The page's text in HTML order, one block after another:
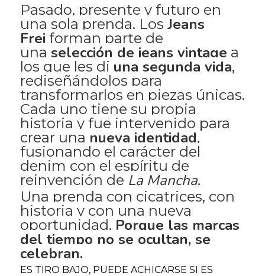
Pasado, presente y futuro en
una sola prenda. Los Jeans
Frei forman parte de
una selección de jeans vintage a
los que les di una segunda vida,
rediseñándolos para
transformarlos en piezas únicas.
Cada uno tiene su propia
historia y fue intervenido para
crear una nueva identidad,
fusionando el carácter del
denim con el espíritu de
reinvención de La Mancha.
Una prenda con cicatrices, con
historia y con una nueva
oportunidad. Porque las marcas
del tiempo no se ocultan, se
celebran.
ES TIRO BAJO, PUEDE ACHICARSE SI ES